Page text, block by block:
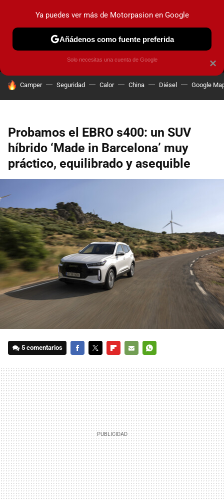
MENÚ NUEVO
COCHES ELÉCTRICOS OBSERVATORIO
HOY SE HABLA DE
Camper Seguridad Calor China Diésel Google
Probamos el EBRO s400: un SUV
híbrido ‘Made in Barcelona’ muy
práctico, equilibrado y asequible
5 comentarios
MAIL
×
Ya puedes ver más de Motorpasion en Google
Añádenos como fuente preferida
Solo necesitas una cuenta de Google